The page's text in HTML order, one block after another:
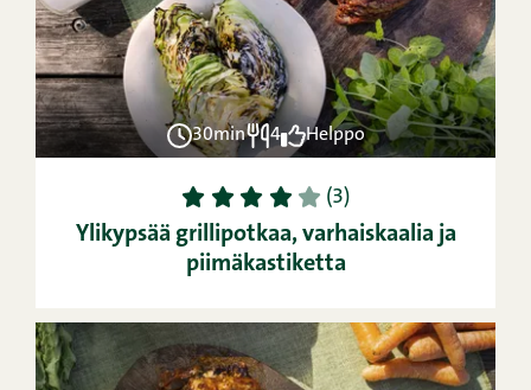
30min 4 Helppo
1 2 3 4 5 (3)
Ylikypsää grillipotkaa, varhaiskaalia ja
piimäkastiketta